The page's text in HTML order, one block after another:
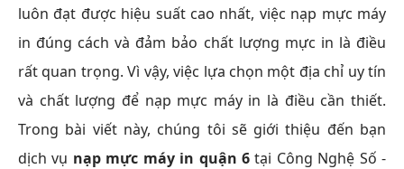
luôn đạt được hiệu suất cao nhất, việc nạp mực máy
in đúng cách và đảm bảo chất lượng mực in là điều
rất quan trọng. Vì vậy, việc lựa chọn một địa chỉ uy tín
và chất lượng để nạp mực máy in là điều cần thiết.
Trong bài viết này, chúng tôi sẽ giới thiệu đến bạn
dịch vụ nạp mực máy in quận 6tại Công Nghệ Số -